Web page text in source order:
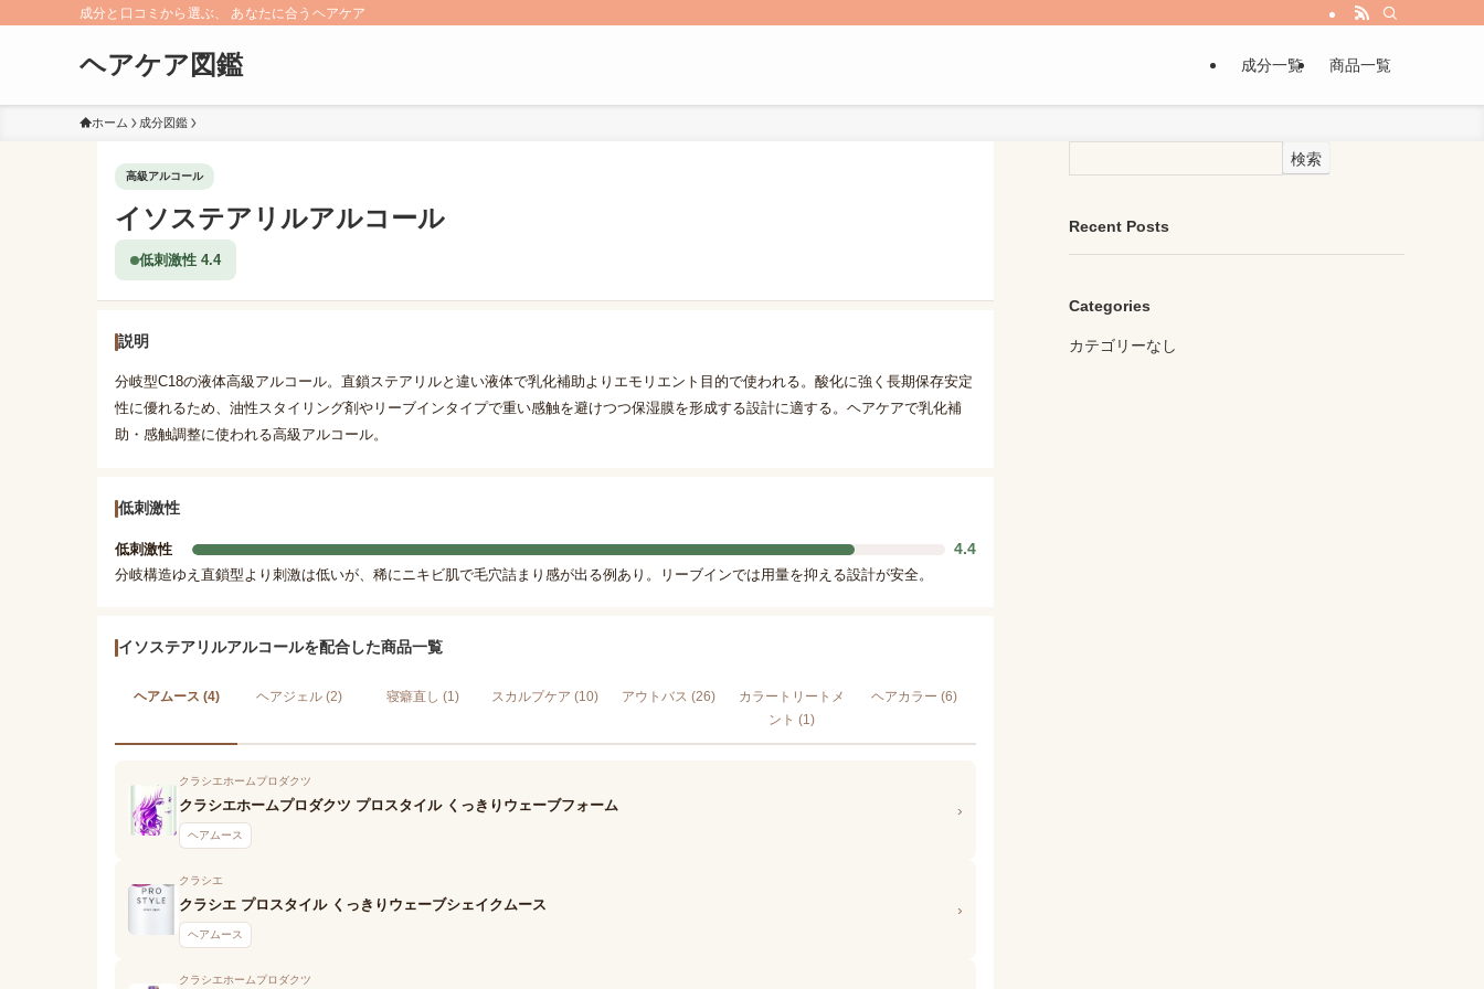
成分と口コミから選ぶ、 あなたに合うヘアケア
ヘアケア図鑑 成分一覧 商品一覧
ホーム 成分図鑑
高級アルコール
イソステアリルアルコール
低刺激性 4.4
説明
分岐型C18の液体高級アルコール。直鎖ステアリルと違い液体で乳化補助よりエモリエント目的で使われる。酸化に強く長期保存安定
性に優れるため、油性スタイリング剤やリーブインタイプで重い感触を避けつつ保湿膜を形成する設計に適する。ヘアケアで乳化補
助・感触調整に使われる高級アルコール。
低刺激性
低刺激性 4.4
分岐構造ゆえ直鎖型より刺激は低いが、稀にニキビ肌で毛穴詰まり感が出る例あり。リーブインでは用量を抑える設計が安全。
イソステアリルアルコールを配合した商品一覧
ヘアムース (4) ヘアジェル (2) 寝癖直し (1) スカルプケア (10) アウトバス (26)
カラートリートメ
ント (1)
ヘアカラー (6)
クラシエホームプロダクツ
クラシエホームプロダクツ プロスタイル くっきりウェーブフォーム
ヘアムース
›
クラシエ
クラシエ プロスタイル くっきりウェーブシェイクムース
ヘアムース
›
クラシエホームプロダクツ
検索
Recent Posts
Categories
カテゴリーなし